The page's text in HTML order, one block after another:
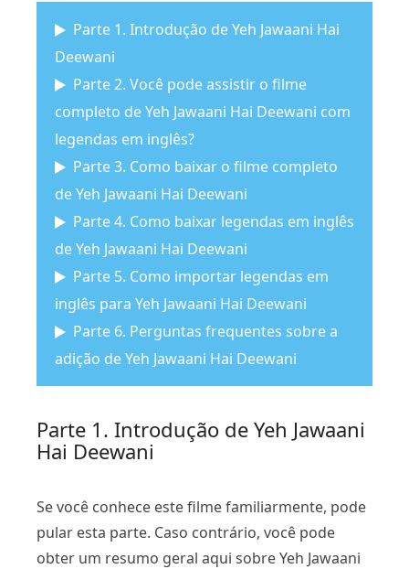
Parte 1. Introdução de Yeh Jawaani Hai
Deewani
Parte 2. Você pode assistir o filme
completo de Yeh Jawaani Hai Deewani com
legendas em inglês?
Parte 3. Como baixar o filme completo
de Yeh Jawaani Hai Deewani
Parte 4. Como baixar legendas em inglês
de Yeh Jawaani Hai Deewani
Parte 5. Como importar legendas em
inglês para Yeh Jawaani Hai Deewani
Parte 6. Perguntas frequentes sobre a
adição de Yeh Jawaani Hai Deewani
Parte 1. Introdução de Yeh Jawaani
Hai Deewani
Se você conhece este filme familiarmente, pode
pular esta parte. Caso contrário, você pode
obter um resumo geral aqui sobre Yeh Jawaani